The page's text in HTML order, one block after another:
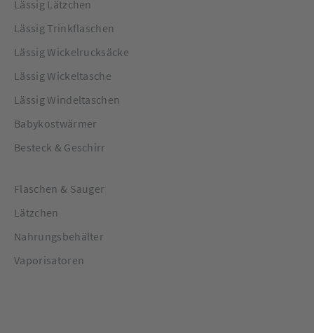
Lässig Lätzchen
Lässig Trinkflaschen
Lässig Wickelrucksäcke
Lässig Wickeltasche
Lässig Windeltaschen
Babykostwärmer
Besteck & Geschirr
Flaschen & Sauger
Lätzchen
Nahrungsbehälter
Vaporisatoren